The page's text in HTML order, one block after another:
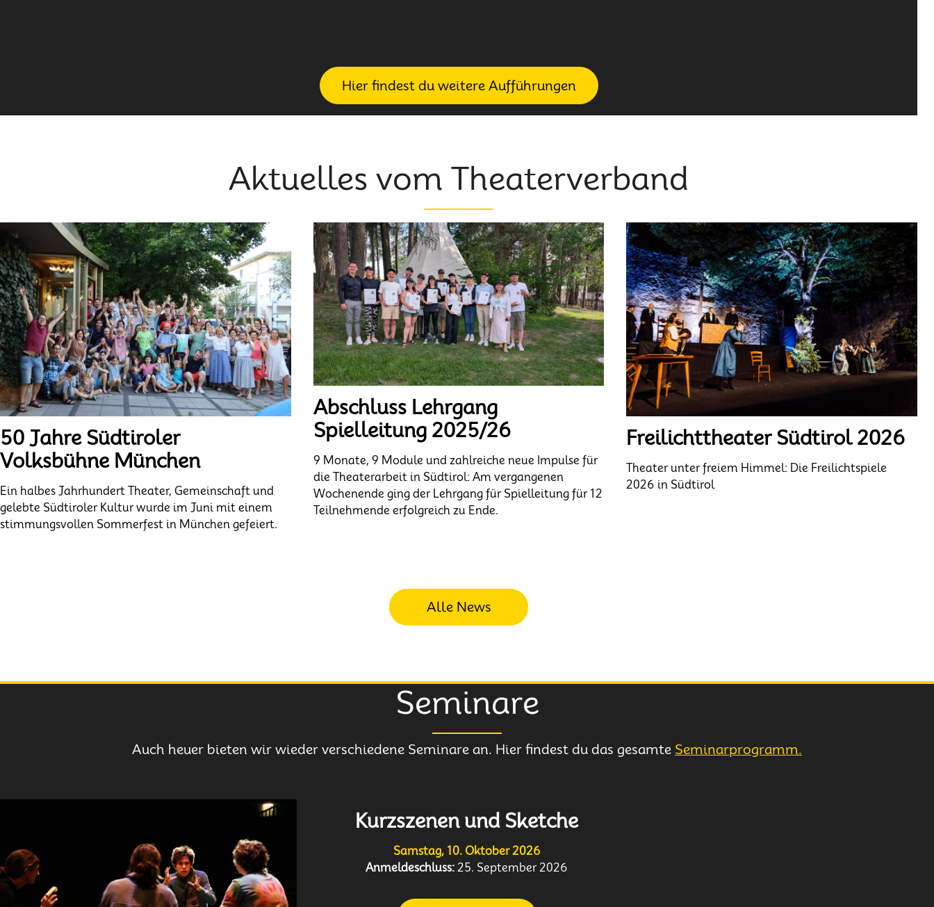
Hier findest du weitere Aufführungen
Aktuelles vom Theaterverband
50 Jahre Südtiroler
Volksbühne München
Ein halbes Jahrhundert Theater, Gemeinschaft und
gelebte Südtiroler Kultur wurde im Juni mit einem
stimmungsvollen Sommerfest in München gefeiert.
Abschluss Lehrgang
Spielleitung 2025/26
9 Monate, 9 Module und zahlreiche neue Impulse für
die Theaterarbeit in Südtirol: Am vergangenen
Wochenende ging der Lehrgang für Spielleitung für 12
Teilnehmende erfolgreich zu Ende.
Freilichttheater Südtirol 2026
Theater unter freiem Himmel: Die Freilichtspiele
2026 in Südtirol
Alle News
Seminare
Auch heuer bieten wir wieder verschiedene Seminare an. Hier findest du das gesamte Seminarprogramm.
Kurzszenen und Sketche
Samstag, 10. Oktober 2026
Anmeldeschluss: 25. September 2026